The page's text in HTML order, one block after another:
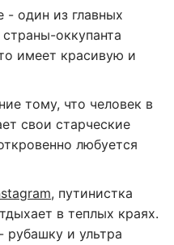
- один из главных
оккупанта
имеет красивую и
тому, что человек в
свои старческие
любуется
, путинистка
в теплых краях.
и ультра